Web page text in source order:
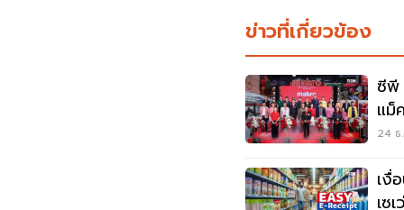
ข่าวที่เกี่ยวข้อง
ซีพี
แม็
นัก
24
เงื่
เซ